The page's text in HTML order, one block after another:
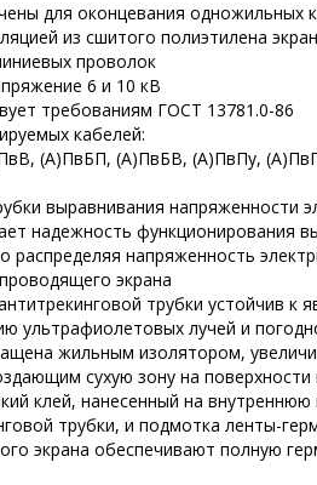
для оконцевания одножильных
из сшитого полиэтилена
проволок
6 и 10 кВ
требованиям ГОСТ 13781.0-86
кабелей:
(А)ПвБП, (А)ПвБВ, (А)ПвПу,
выравнивания напряженности
надежность функционирования
распределяя напряженность
экрана
трубки устойчив к
ультрафиолетовых лучей и
жильным изолятором,
сухую зону на
клей, нанесенный на внутреннюю
трубки, и подмотка ленты-
экрана обеспечивают полную